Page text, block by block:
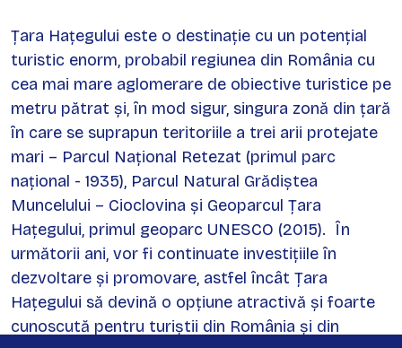
Țara Hațegului este o destinație cu un potențial
turistic enorm, probabil regiunea din România cu
cea mai mare aglomerare de obiective turistice pe
metru pătrat și, în mod sigur, singura zonă din țară
în care se suprapun teritoriile a trei arii protejate
mari – Parcul Național Retezat (primul parc
național - 1935), Parcul Natural Grădiștea
Muncelului – Cioclovina și Geoparcul Țara
Hațegului, primul geoparc UNESCO (2015). În
următorii ani, vor fi continuate investițiile în
dezvoltare și promovare, astfel încât Țara
Hațegului să devină o opțiune atractivă și foarte
cunoscută pentru turiștii din România și din